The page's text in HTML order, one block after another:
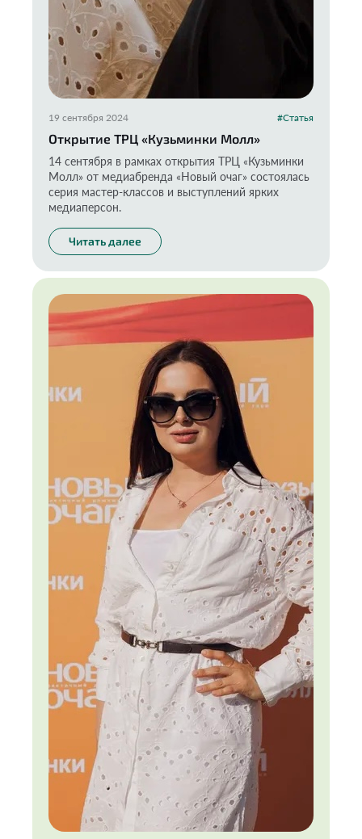
19 сентября 2024 #Статья
Открытие ТРЦ «Кузьминки Молл»
14 сентября в рамках открытия ТРЦ «Кузьминки
Молл» от медиабренда «Новый очаг» состоялась
серия мастер-классов и выступлений ярких
медиаперсон.
Читать далее